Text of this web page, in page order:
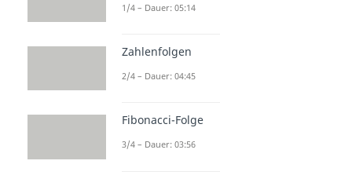
1/4 – Dauer: 05:14
Zahlenfolgen
2/4 – Dauer: 04:45
Fibonacci-Folge
3/4 – Dauer: 03:56